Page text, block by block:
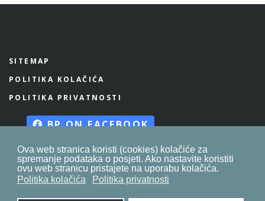
Ova web stranica koristi (cookies) kolačiće za
spremanje podataka o posjeti. Ako nastavite koristiti
ovu web stranicu pristajete na uporabu kolačića.
Politika kolačića
Politika privatnosti
SITEMAP
POLITIKA KOLAČIĆA
POLITIKA PRIVATNOSTI
BP ON FACEBOOK
© 2023. byznaor.com